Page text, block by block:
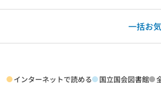
一括お
インターネットで読める 国立国会図書館